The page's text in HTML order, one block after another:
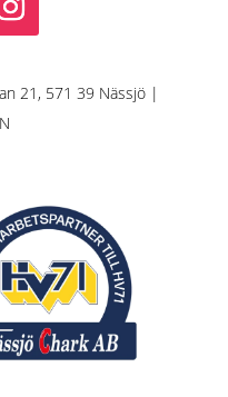
21, 571 39 Nässjö |